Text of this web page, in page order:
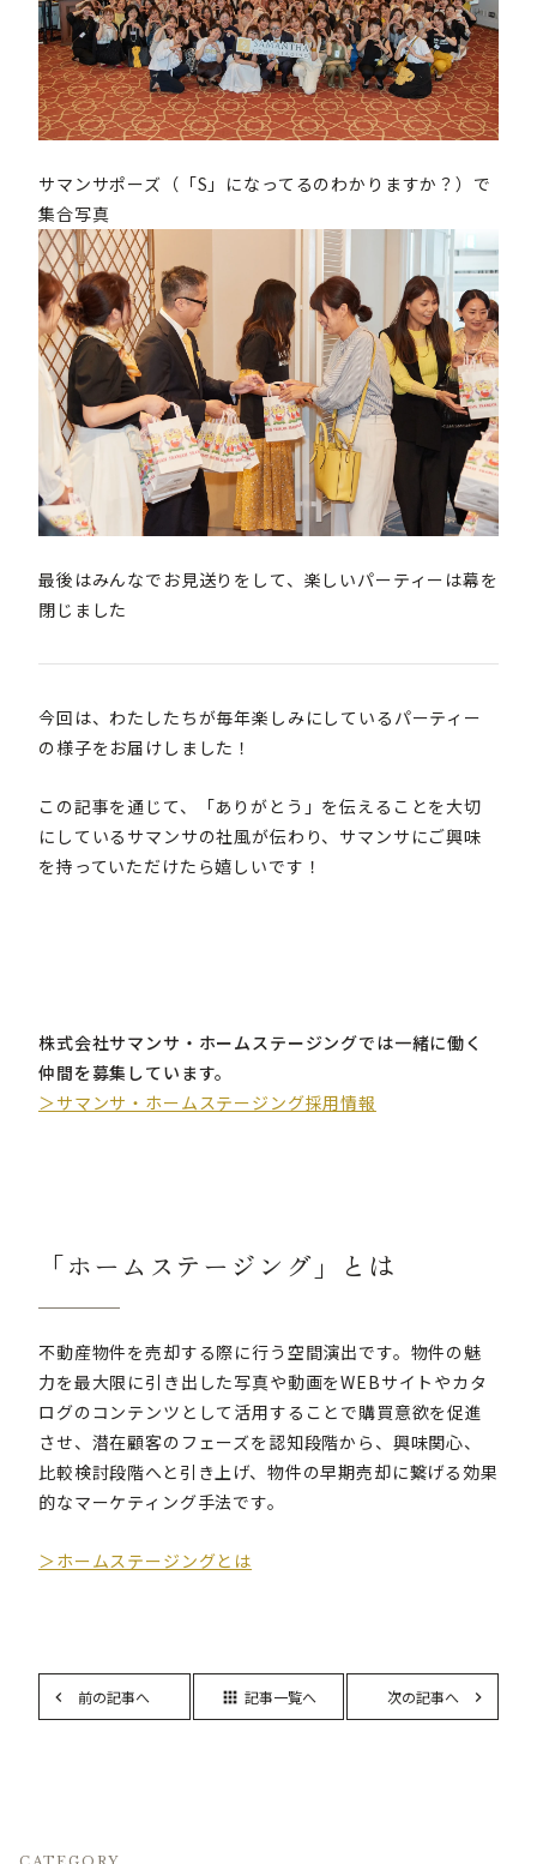
サマンサポーズ（「S」になってるのわかりますか？）で
集合写真
最後はみんなでお見送りをして、楽しいパーティーは幕を
閉じました
今回は、わたしたちが毎年楽しみにしているパーティー
の様子をお届けしました！
この記事を通じて、「ありがとう」を伝えることを大切
にしているサマンサの社風が伝わり、サマンサにご興味
を持っていただけたら嬉しいです！
株式会社サマンサ・ホームステージングでは一緒に働く
仲間を募集しています。
＞サマンサ・ホームステージング採用情報
「ホームステージング」とは
不動産物件を売却する際に行う空間演出です。物件の魅
力を最大限に引き出した写真や動画をWEBサイトやカタ
ログのコンテンツとして活用することで購買意欲を促進
させ、潜在顧客のフェーズを認知段階から、興味関心、
比較検討段階へと引き上げ、物件の早期売却に繋げる効果
的なマーケティング手法です。
＞ホームステージングとは
前の記事へ apps 記事一覧へ 次の記事へ